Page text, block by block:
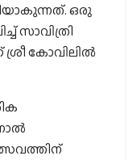
ഒരു
സാവിത്രി
കോവിലില്‍